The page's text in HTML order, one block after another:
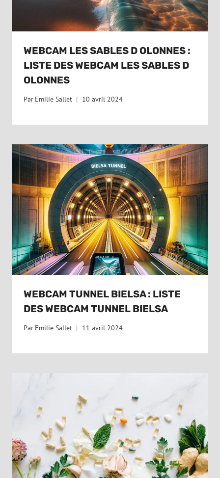
WEBCAM LES SABLES D OLONNES :
LISTE DES WEBCAM LES SABLES D
OLONNES
Par Emilie Sallet 10 avril 2024
WEBCAM TUNNEL BIELSA : LISTE
DES WEBCAM TUNNEL BIELSA
Par Emilie Sallet 11 avril 2024